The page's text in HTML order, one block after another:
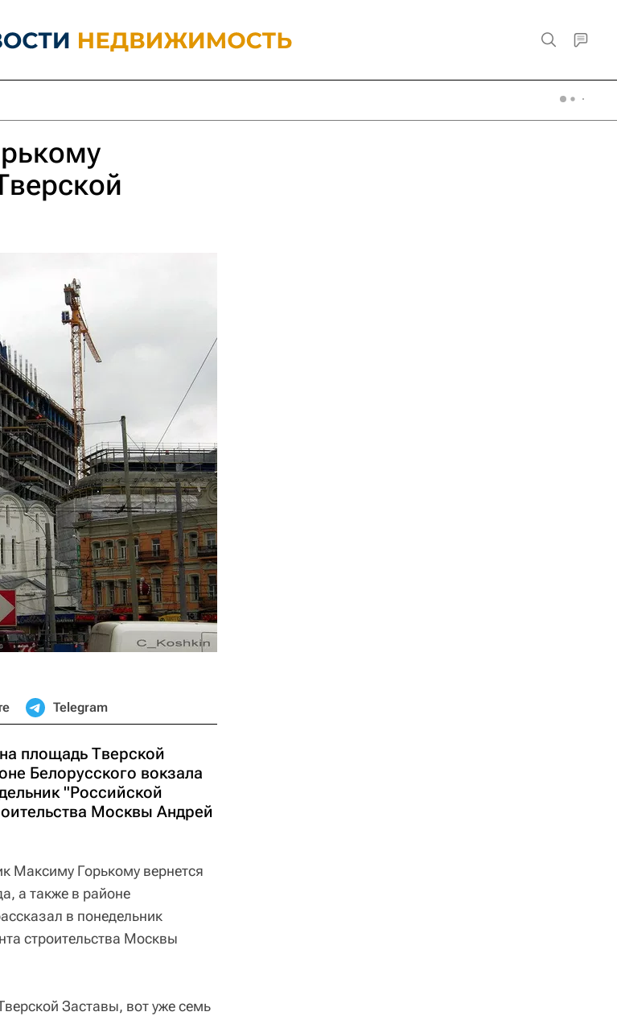
Telegram
площадь Тверской
Белорусского вокзала
"Российской
Москвы Андрей
Максиму Горькому вернется
а также в районе
в понедельник
строительства Москвы
Заставы, вот уже семь